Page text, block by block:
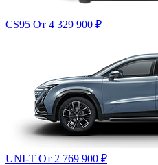
CS95 От 4 329 900 ₽
UNI-T От 2 769 900 ₽